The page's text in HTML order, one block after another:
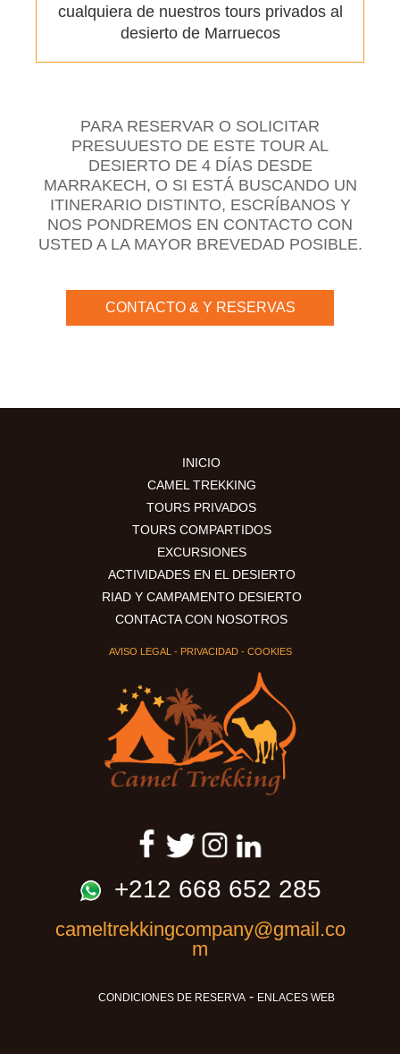
cualquiera de nuestros tours privados al
desierto de Marruecos
PARA RESERVAR O SOLICITAR
PRESUUESTO DE ESTE TOUR AL
DESIERTO DE 4 DÍAS DESDE
MARRAKECH, O SI ESTÁ BUSCANDO UN
ITINERARIO DISTINTO, ESCRÍBANOS Y
NOS PONDREMOS EN CONTACTO CON
USTED A LA MAYOR BREVEDAD POSIBLE.
CONTACTO & Y RESERVAS
INICIO
CAMEL TREKKING
TOURS PRIVADOS
TOURS COMPARTIDOS
EXCURSIONES
ACTIVIDADES EN EL DESIERTO
RIAD Y CAMPAMENTO DESIERTO
CONTACTA CON NOSOTROS
AVISO LEGAL - PRIVACIDAD- COOKIES
+212 668 652 285
cameltrekkingcompany@gmail.co
m
CONDICIONES DE RESERVA - ENLACES WEB